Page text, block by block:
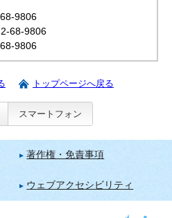
9806
68-9806
9806
トップページへ戻る
スマートフォン
著作権・免責事項
ウェブアクセシビリティ